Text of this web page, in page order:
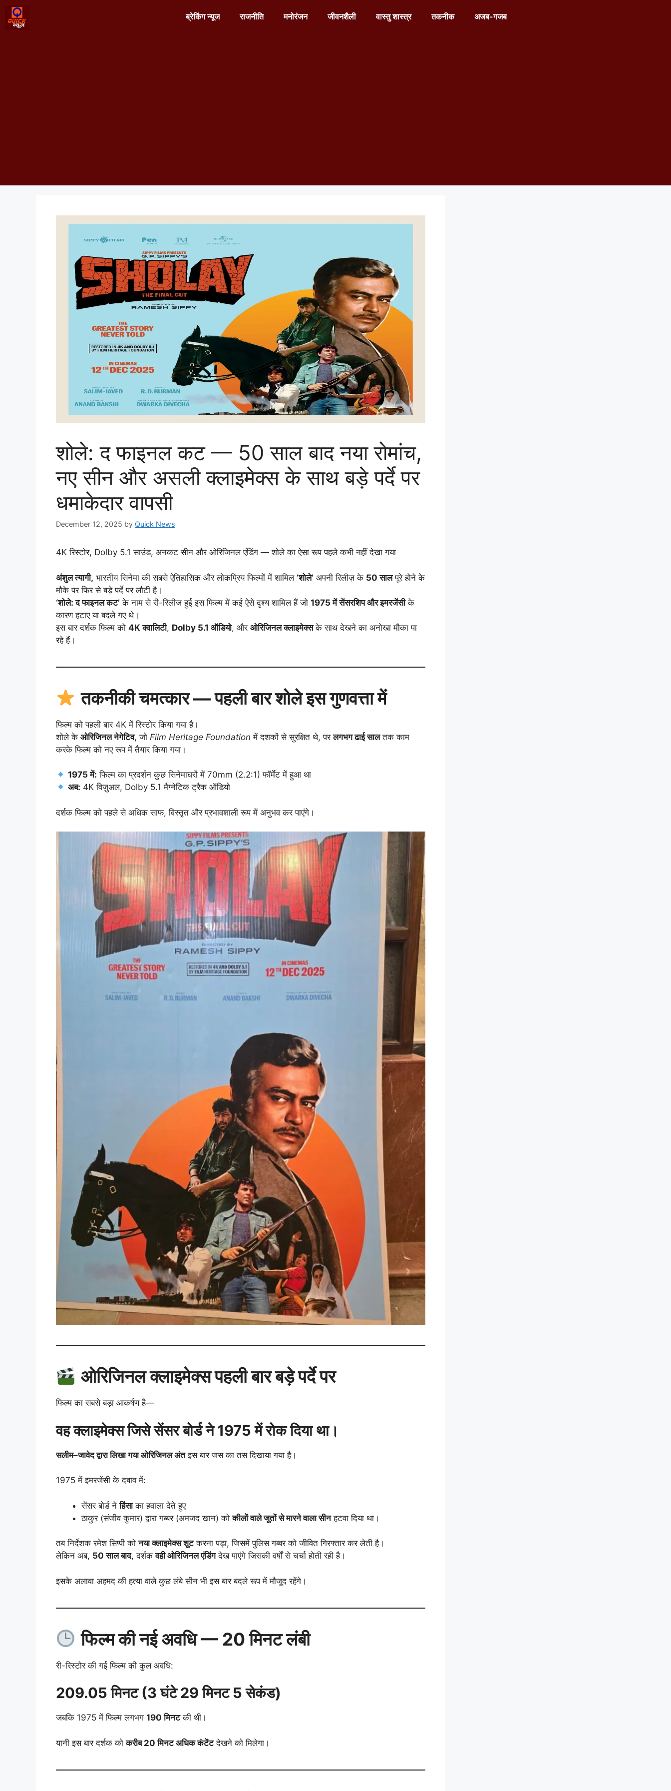
ब्रेकिंग न्यूज राजनीति मनोरंजन जीवनशैली वास्तु शास्त्र तकनीक अजब-गजब
शोले: द फाइनल कट — 50 साल बाद नया रोमांच,
नए सीन और असली क्लाइमेक्स के साथ बड़े पर्दे पर
धमाकेदार वापसी
December 12, 2025 by Quick News
4K रिस्टोर, Dolby 5.1 साउंड, अनकट सीन और ओरिजिनल एंडिंग — शोले का ऐसा रूप पहले कभी नहीं देखा गया
अंशुल त्यागी, भारतीय सिनेमा की सबसे ऐतिहासिक और लोकप्रिय फिल्मों में शामिल ‘शोले’ अपनी रिलीज़ के 50 सालपूरे होने के
मौके पर फिर से बड़े पर्दे पर लौटी है।
‘शोले: द फाइनल कट’ के नाम से री-रिलीज हुई इस फिल्म में कई ऐसे दृश्य शामिल हैं जो 1975 में सेंसरशिप और इमरजेंसीके
कारण हटाए या बदले गए थे।
इस बार दर्शक फिल्म को 4K क्वालिटी, Dolby 5.1 ऑडियो, और ओरिजिनल क्लाइमेक्सके साथ देखने का अनोखा मौका पा
रहे हैं।
तकनीकी चमत्कार — पहली बार शोले इस गुणवत्ता में
फिल्म को पहली बार 4K में रिस्टोर किया गया है।
शोले के ओरिजिनल नेगेटिव, जो Film Heritage Foundation में दशकों से सुरक्षित थे, परलगभग ढाई सालतक काम
करके फिल्म को नए रूप में तैयार किया गया।
1975 में: फिल्म का प्रदर्शन कुछ सिनेमाघरों में 70mm (2.2:1) फॉर्मेट में हुआ था
अब: 4K विज़ुअल, Dolby 5.1 मैग्नेटिक ट्रैक ऑडियो
दर्शक फिल्म को पहले से अधिक साफ, विस्तृत और प्रभावशाली रूप में अनुभव कर पाएंगे।
ओरिजिनल क्लाइमेक्स पहली बार बड़े पर्दे पर
फिल्म का सबसे बड़ा आकर्षण है—
वह क्लाइमेक्स जिसे सेंसर बोर्ड ने 1975 में रोक दिया था।
सलीम–जावेद द्वारा लिखा गया ओरिजिनल अंतइस बार जस का तस दिखाया गया है।
1975 में इमरजेंसी के दबाव में:
सेंसर बोर्ड नेहिंसाका हवाला देते हुए
ठाकुर (संजीव कुमार) द्वारा गब्बर (अमजद खान) कोकीलों वाले जूतों से मारने वाला सीनहटवा दिया था।
तब निर्देशक रमेश सिप्पी कोनया क्लाइमेक्स शूटकरना पड़ा, जिसमें पुलिस गब्बर को जीवित गिरफ्तार कर लेती है।
लेकिन अब, 50 साल बाद, दर्शकवही ओरिजिनल एंडिंगदेख पाएंगे जिसकी वर्षों से चर्चा होती रही है।
इसके अलावा अहमद की हत्या वाले कुछ लंबे सीन भी इस बार बदले रूप में मौजूद रहेंगे।
फिल्म की नई अवधि — 20 मिनट लंबी
री-रिस्टोर की गई फिल्म की कुल अवधि:
209.05 मिनट (3 घंटे 29 मिनट 5 सेकंड)
जबकि 1975 में फिल्म लगभग 190 मिनटकी थी।
यानी इस बार दर्शक कोकरीब 20 मिनट अधिक कंटेंटदेखने को मिलेगा।